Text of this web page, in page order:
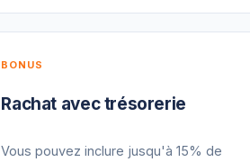
BONUS
Rachat avec trésorerie
Vous pouvez inclure jusqu'à 15% de